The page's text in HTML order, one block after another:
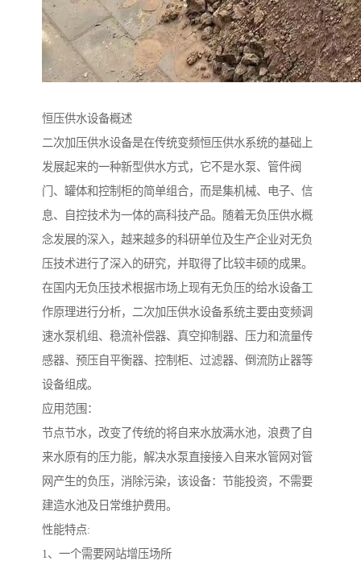
恒压供水设备概述
二次加压供水设备是在传统变频恒压供水系统的基础上
发展起来的一种新型供水方式，它不是水泵、管件阀
门、罐体和控制柜的简单组合，而是集机械、电子、信
息、自控技术为一体的高科技产品。随着无负压供水概
念发展的深入，越来越多的科研单位及生产企业对无负
压技术进行了深入的研究，并取得了比较丰硕的成果。
在国内无负压技术根据市场上现有无负压的给水设备工
作原理进行分析，二次加压供水设备系统主要由变频调
速水泵机组、稳流补偿器、真空抑制器、压力和流量传
感器、预压自平衡器、控制柜、过滤器、倒流防止器等
设备组成。
应用范围：
节点节水，改变了传统的将自来水放满水池，浪费了自
来水原有的压力能，解决水泵直接接入自来水管网对管
网产生的负压，消除污染，该设备：节能投资，不需要
建造水池及日常维护费用。
性能特点:
1、一个需要网站增压场所